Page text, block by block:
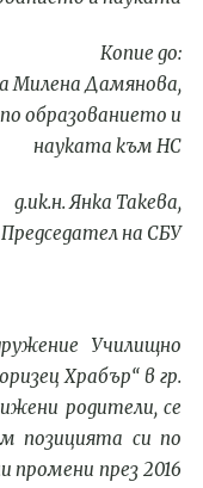
Копие до:
Милена Дамянова,
по образованието и
науката към НС
д.ик.н. Янка Такева,
Председател на СБУ
Училищно
Храбър“ в гр.
родители, се
позицията си по
промени през 2016